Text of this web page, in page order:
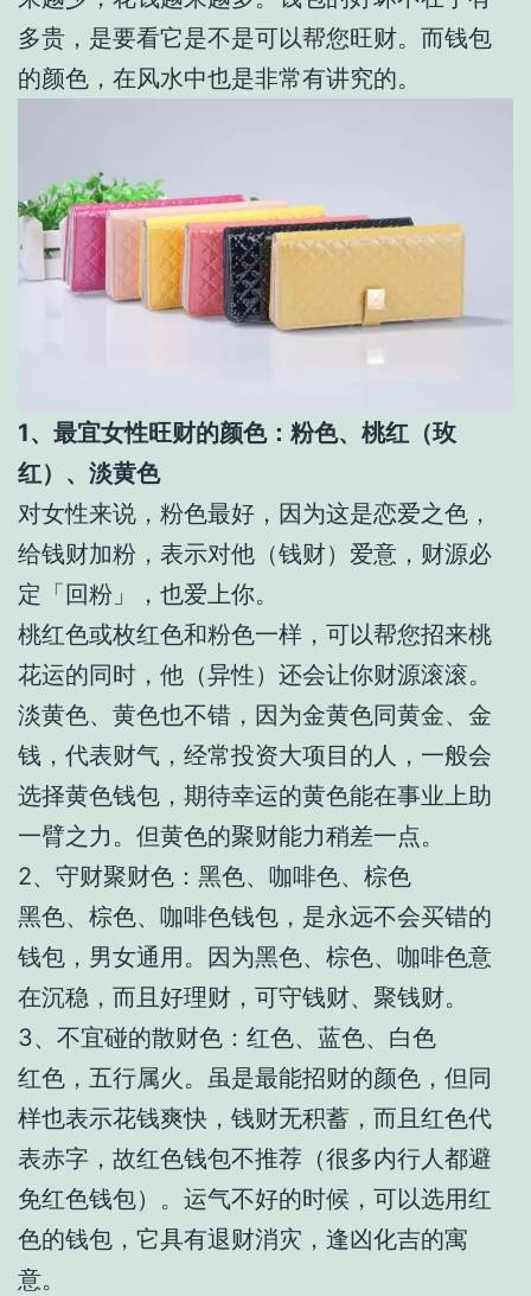
多贵，是要看它是不是可以帮您旺财。而钱包
的颜色，在风水中也是非常有讲究的。
1、最宜女性旺财的颜色：粉色、桃红（玫
红）、淡黄色
对女性来说，粉色最好，因为这是恋爱之色，
给钱财加粉，表示对他（钱财）爱意，财源必
定「回粉」，也爱上你。
桃红色或枚红色和粉色一样，可以帮您招来桃
花运的同时，他（异性）还会让你财源滚滚。
淡黄色、黄色也不错，因为金黄色同黄金、金
钱，代表财气，经常投资大项目的人，一般会
选择黄色钱包，期待幸运的黄色能在事业上助
一臂之力。但黄色的聚财能力稍差一点。
2、守财聚财色：黑色、咖啡色、棕色
黑色、棕色、咖啡色钱包，是永远不会买错的
钱包，男女通用。因为黑色、棕色、咖啡色意
在沉稳，而且好理财，可守钱财、聚钱财。
3、不宜碰的散财色：红色、蓝色、白色
红色，五行属火。虽是最能招财的颜色，但同
样也表示花钱爽快，钱财无积蓄，而且红色代
表赤字，故红色钱包不推荐（很多内行人都避
免红色钱包）。运气不好的时候，可以选用红
色的钱包，它具有退财消灾，逢凶化吉的寓
意。